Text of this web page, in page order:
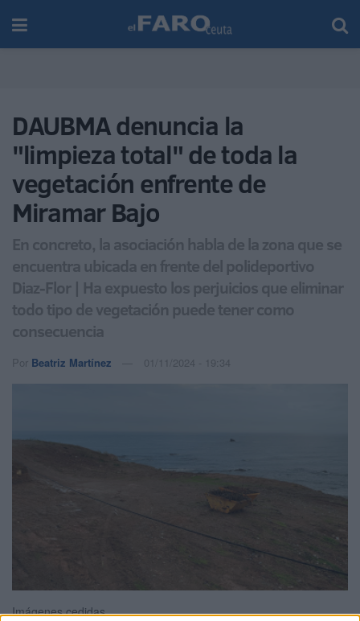
DAUBMA denuncia la
"limpieza total" de toda la
vegetación enfrente de
Miramar Bajo
En concreto, la asociación habla de la zona que se
encuentra ubicada en frente del polideportivo
Diaz-Flor | Ha expuesto los perjuicios que eliminar
todo tipo de vegetación puede tener como
consecuencia
Por Beatriz Martínez 01/11/2024 - 19:34
Imágenes cedidas